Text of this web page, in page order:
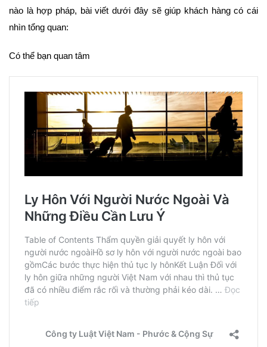
nào là hợp pháp, bài viết dưới đây sẽ giúp khách hàng có cái
nhìn tổng quan:
Có thể bạn quan tâm